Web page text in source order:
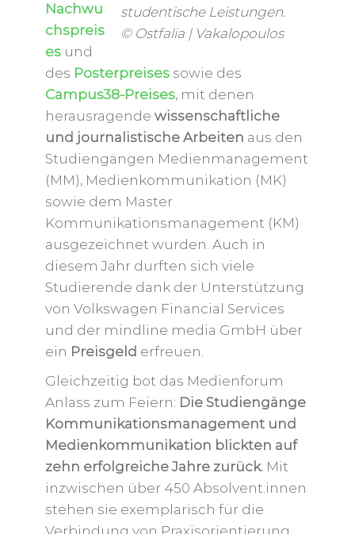
studentische Leistungen.
© Ostfalia | Vakalopoulos
Nachwu
chspreis
esund
des Posterpreises sowie des
Campus38-Preises, mit denen
herausragende wissenschaftliche
und journalistische Arbeiten aus den
Studiengängen Medienmanagement
(MM), Medienkommunikation (MK)
sowie dem Master
Kommunikationsmanagement (KM)
ausgezeichnet wurden. Auch in
diesem Jahr durften sich viele
Studierende dank der Unterstützung
von Volkswagen Financial Services
und der mindline media GmbH über
ein Preisgeld erfreuen.
Gleichzeitig bot das Medienforum
Anlass zum Feiern: Die Studiengänge
Kommunikationsmanagement und
Medienkommunikation blickten auf
zehn erfolgreiche Jahre zurück. Mit
inzwischen über 450 Absolvent:innen
stehen sie exemplarisch für die